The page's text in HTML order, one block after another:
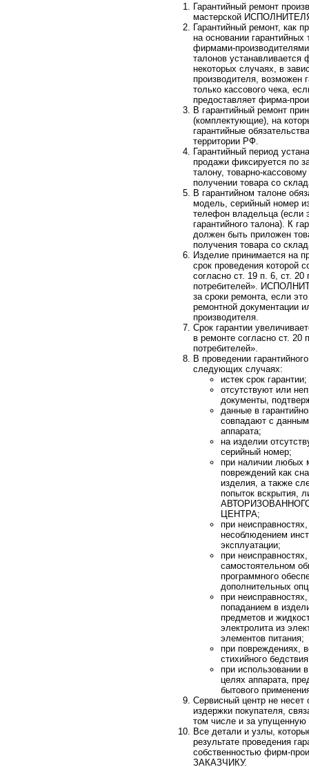
Гарантийный ремонт
мастерской
Гарантийный ремонт, как
на основании
фирмами-
талонов
некоторых случаях, в
производителя, возможен
только кассового чека,
предоставляет фирма-
В гарантийный ремонт
(комплектующие), на
гарантийные
территории РФ.
Гарантийный период
продажи фиксируется по
талону, товарно-
получении товара со
В гарантийном талоне
модель, серийный номер
телефон владельца (если
гарантийного талона). К
должен быть приложен
получения товара со
Изделие принимается на
срок проведения которой
согласно ст. 19 п. 6, ст.
потребителей».
за сроки ремонта, если
ремонтной документации
производителя.
Срок гарантии
в ремонте согласно ст. 20
потребителей».
В проведении
следующих случаях:
истек срок гарантии;
отсутствуют или
документы,
данные в
совпадают с
аппарата;
на изделии
серийный номер;
при наличии любых
повреждений как
изделия, а также
попыток вскрытия,
ЦЕНТРА;
при
несоблюдением
эксплуатации;
при
самостоятельном
программного
дополнительных
при
попаданием в
предметов и
электролита из
элементов питания;
при повреждениях,
стихийного
при использовании
целях аппарата,
бытового
Сервисный центр не несет
издержки покупателя,
том числе и за упущенную
Все детали и узлы,
результате проведения
собственностью фирм-
ЗАКАЗЧИКУ.